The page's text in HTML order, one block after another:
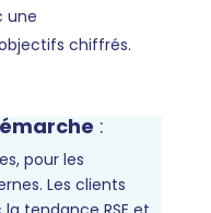
une
chiffrés.
:
pour les
Les clients